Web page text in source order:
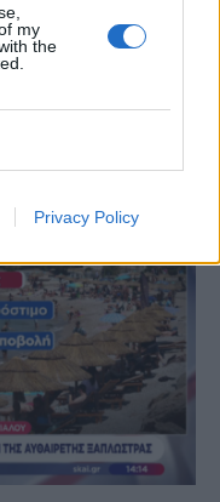
my
the
Privacy Policy
στα
Κέντρο και
με τον υπ. Υγείας,